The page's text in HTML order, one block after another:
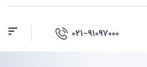
۰۲۱-۹۱۰۹۷۰۰۰